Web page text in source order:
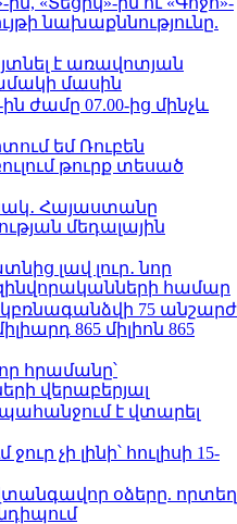
նախաքննությունը.
է առավոտյան
մասին
ին ժամը 07.00-ից մինչև
եմ Ռուբեն
թուրք տեսած
Հայաստանը
մեդալային
լավ լուր․ նոր
զինվորականների համար
75 անշարժ
865 միլիոն 865
հրամանը՝
վերաբերյալ
պահանջում է վտարել
չի լինի՝ հուլիսի 15-
օձերը. որտեղ